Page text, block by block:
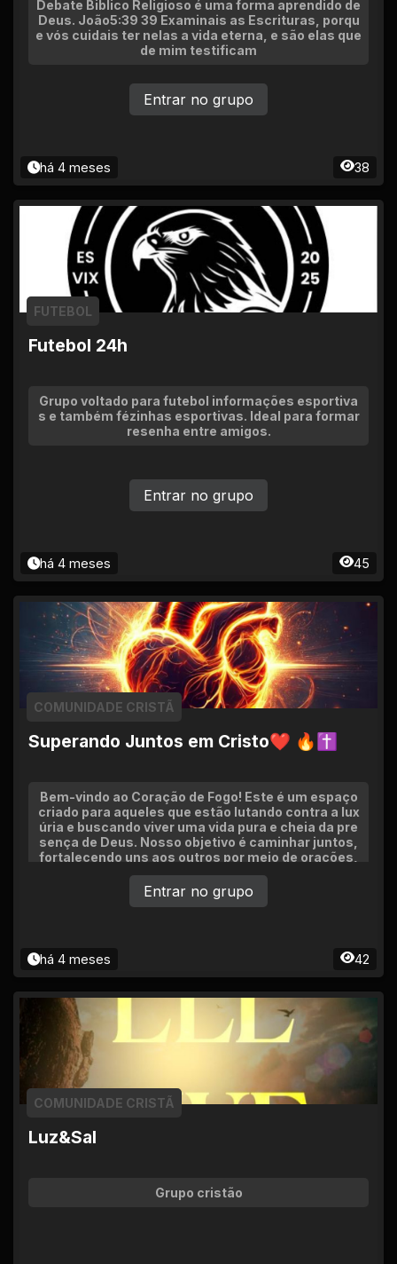
Debate Biblico Religioso é uma forma aprendido de
Deus. João5:39 39 Examinais as Escrituras, porqu
e vós cuidais ter nelas a vida eterna, e são elas que
de mim testificam
há 4 meses 38
Entrar no grupo
Futebol 24h
FUTEBOL
Grupo voltado para futebol informações esportiva
s e também fézinhas esportivas. Ideal para formar
resenha entre amigos.
há 4 meses 45
Entrar no grupo
Superando Juntos em Cristo❤ 🔥✝
COMUNIDADE CRISTÃ
Bem-vindo ao Coração de Fogo! Este é um espaço
criado para aqueles que estão lutando contra a lux
úria e buscando viver uma vida pura e cheia da pre
sença de Deus. Nosso objetivo é caminhar juntos,
fortalecendo uns aos outros por meio de orações,
compart
há 4 meses 42
Entrar no grupo
Luz&Sal
COMUNIDADE CRISTÃ
Grupo cristão